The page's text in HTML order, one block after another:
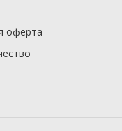
оферта